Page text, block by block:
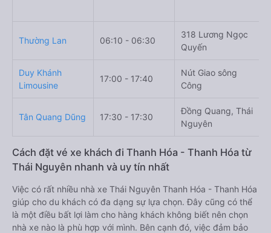
Thường Lan 06:10 - 06:30
318 Lương Ngọc
Quyến
Duy Khánh
Limousine
17:00 - 17:40
Nút Giao sông
Công
Tân Quang Dũng 17:30 - 17:30
Đồng Quang, Thái
Nguyên
Cách đặt vé xe khách đi Thanh Hóa - Thanh Hóa từ
Thái Nguyên nhanh và uy tín nhất
Việc có rất nhiều nhà xe Thái Nguyên Thanh Hóa - Thanh Hóa
giúp cho du khách có đa dạng sự lựa chọn. Đây cũng có thể
là một điều bất lợi làm cho hàng khách không biết nên chọn
nhà xe nào là phù hợp với mình. Bên cạnh đó, việc đảm bảo